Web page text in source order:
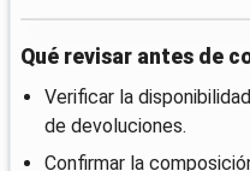
Qué revisar antes de
Verificar la
de devoluciones.
Confirmar la